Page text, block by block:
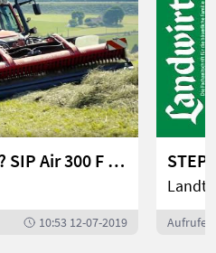
Rechnet sich der Kauf? SIP Air 300 F Alp
10:53 12-07-2019 Aufrufe: